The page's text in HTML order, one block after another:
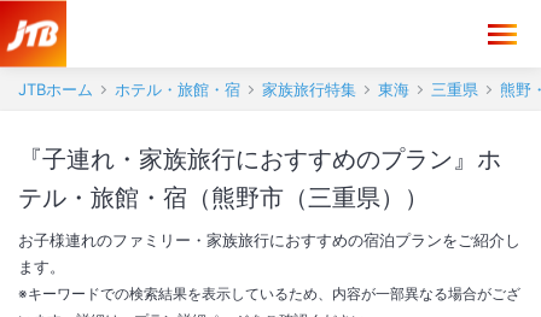
JTBホーム ホテル・旅館・宿 家族旅行特集 東海 三重県 熊野
『子連れ・家族旅行におすすめのプラン』ホ
テル・旅館・宿（熊野市（三重県））
お子様連れのファミリー・家族旅行におすすめの宿泊プランをご紹介し
ます。
※キーワードでの検索結果を表示しているため、内容が一部異なる場合がござ